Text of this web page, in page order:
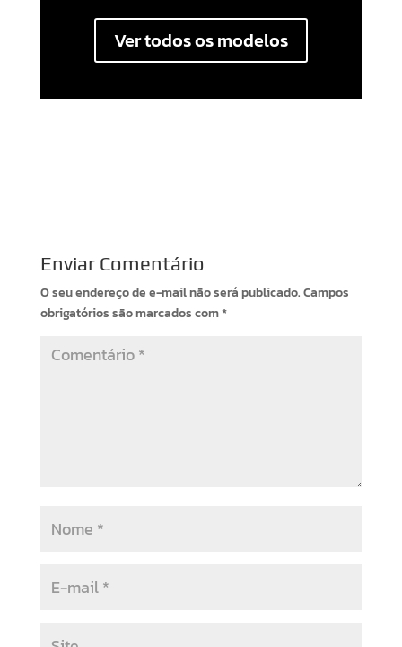
Ver todos os modelos
Enviar Comentário
O seu endereço de e-mail não será publicado.Campos
obrigatórios são marcados com*